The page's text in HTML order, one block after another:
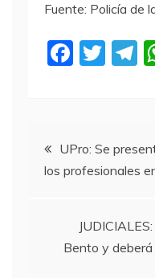
Fuente: Policía de
F
b
o
k
T
T
a
Navegación
de
entradas
UPro: Se
los profesionales
Bento y